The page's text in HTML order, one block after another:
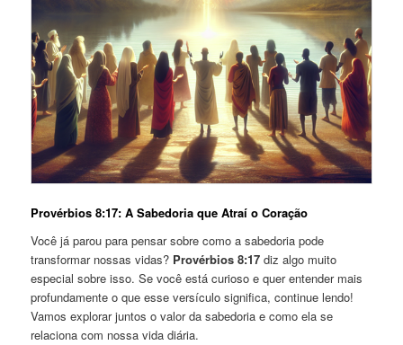
Provérbios 8:17: A Sabedoria que Atraí o Coração
Você já parou para pensar sobre como a sabedoria pode
transformar nossas vidas? Provérbios 8:17 diz algo muito
especial sobre isso. Se você está curioso e quer entender mais
profundamente o que esse versículo significa, continue lendo!
Vamos explorar juntos o valor da sabedoria e como ela se
relaciona com nossa vida diária.